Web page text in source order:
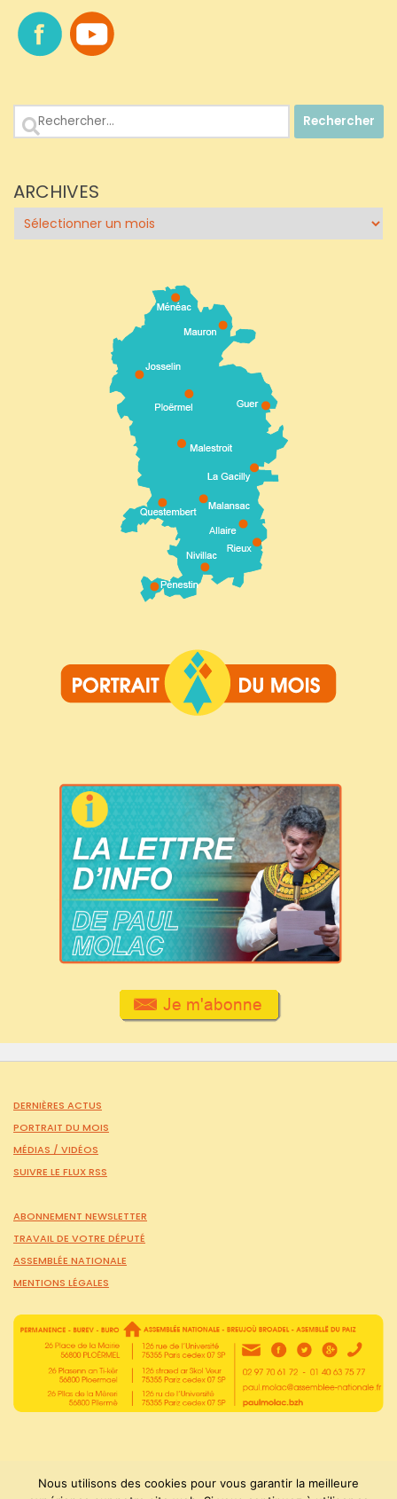
Rechercher :
ARCHIVES
Archives
DERNIÈRES ACTUS
PORTRAIT DU MOIS
MÉDIAS / VIDÉOS
SUIVRE LE FLUX RSS
ABONNEMENT NEWSLETTER
TRAVAIL DE VOTRE DÉPUTÉ
ASSEMBLÉE NATIONALE
MENTIONS LÉGALES
Nous utilisons des cookies pour vous garantir la meilleure